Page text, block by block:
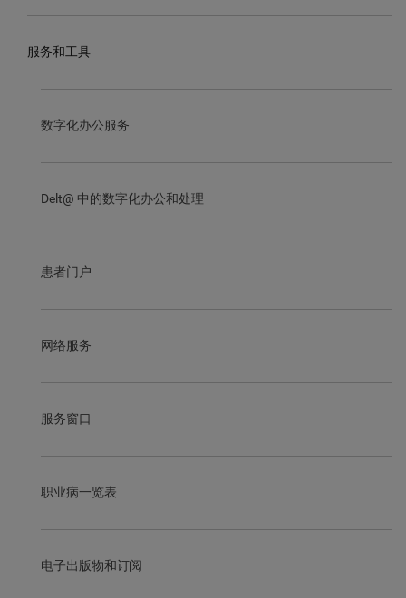
服务和工具
数字化办公服务
Delt@ 中的数字化办公和处理
患者门户
网络服务
服务窗口
职业病一览表
电子出版物和订阅